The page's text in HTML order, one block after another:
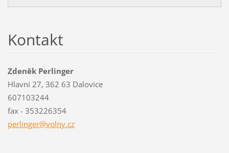
Kontakt
Zdeněk Perlinger
Hlavní 27, 362 63 Dalovice
607103244
fax - 353226354
perlinger@volny.cz